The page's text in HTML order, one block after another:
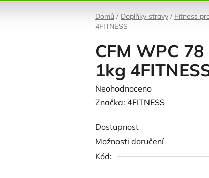
Domů / Doplňky stravy / Fitness
4FITNESS
CFM WPC
1kg
Průměrné
hodnocení
je
0,0
z
Neohodnoceno
Značka: 4FITNESS
Dostupnost
Možnosti doručení
Kód: